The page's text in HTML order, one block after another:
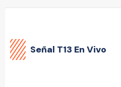
Señal T13 En Vivo